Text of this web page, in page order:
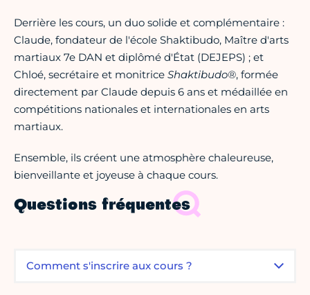
Derrière les cours, un duo solide et complémentaire :
Claude, fondateur de l'école Shaktibudo, Maître d'arts
martiaux 7e DAN et diplômé d'État (DEJEPS) ; et
Chloé, secrétaire et monitrice Shaktibudo®, formée
directement par Claude depuis 6 ans et médaillée en
compétitions nationales et internationales en arts
martiaux.
Ensemble, ils créent une atmosphère chaleureuse,
bienveillante et joyeuse à chaque cours.
Questions fréquentes
Comment s'inscrire aux cours ?